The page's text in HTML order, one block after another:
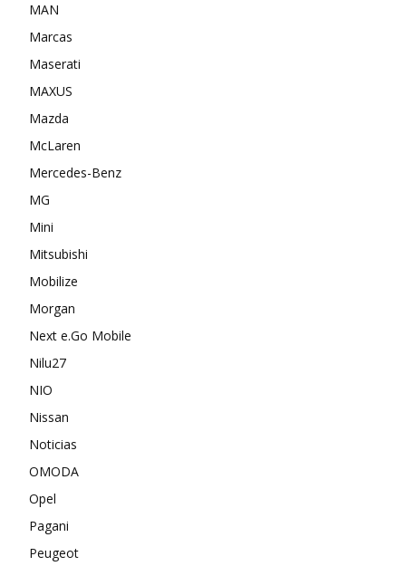
MAN
Marcas
Maserati
MAXUS
Mazda
McLaren
Mercedes-Benz
MG
Mini
Mitsubishi
Mobilize
Morgan
Next e.Go Mobile
Nilu27
NIO
Nissan
Noticias
OMODA
Opel
Pagani
Peugeot